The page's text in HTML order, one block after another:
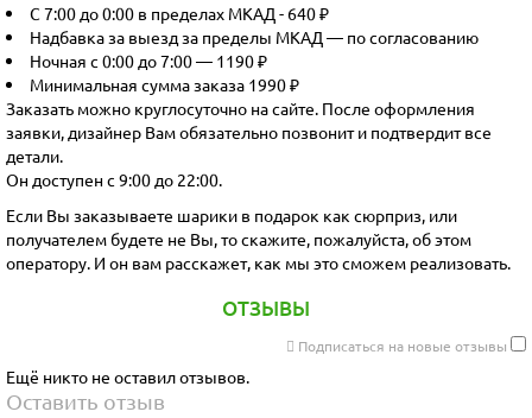
С 7:00 до 0:00 в пределах МКАД - 640 ₽
Надбавка за выезд за пределы МКАД — по согласованию
Ночная с 0:00 до 7:00 — 1190 ₽
Минимальная сумма заказа 1990 ₽
Заказать можно круглосуточно на сайте. После оформления
заявки, дизайнер Вам обязательно позвонит и подтвердит все
детали.
Он доступен с 9:00 до 22:00.
Если Вы заказываете шарики в подарок как сюрприз, или
получателем будете не Вы, то скажите, пожалуйста, об этом
оператору. И он вам расскажет, как мы это сможем реализовать.
ОТЗЫВЫ
Подписаться на новые отзывы
Ещё никто не оставил отзывов.
Оставить отзыв